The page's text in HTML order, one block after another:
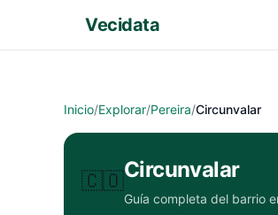
Vecidata
Inicio/Explorar/Pereira/Circunvalar
🇨🇴Circunvalar
Guía completa del barrio